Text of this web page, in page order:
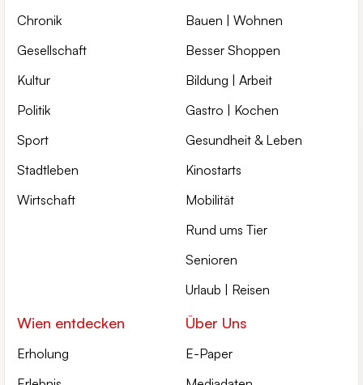
Chronik
Gesellschaft
Kultur
Politik
Sport
Stadtleben
Wirtschaft
Bauen | Wohnen
Besser Shoppen
Bildung | Arbeit
Gastro | Kochen
Gesundheit & Leben
Kinostarts
Mobilität
Rund ums Tier
Senioren
Urlaub | Reisen
Wien entdecken
Erholung
Über Uns
E-Paper